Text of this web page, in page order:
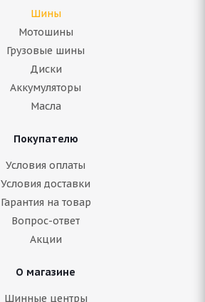
Шины
Мотошины
Грузовые шины
Диски
Аккумуляторы
Масла
Покупателю
Условия оплаты
Условия доставки
Гарантия на товар
Вопрос-ответ
Акции
О магазине
Шинные центры